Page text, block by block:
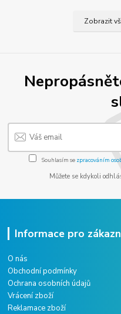
Zobrazit
Souhlasím se zpracováním
Můžete se kdykoli
Informace pro
O nás
Obchodní podmínky
Ochrana osobních údajů
Vrácení zboží
Reklamace zboží